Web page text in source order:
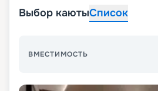
Выбор каютыСписок
ВМЕСТИМОСТЬ